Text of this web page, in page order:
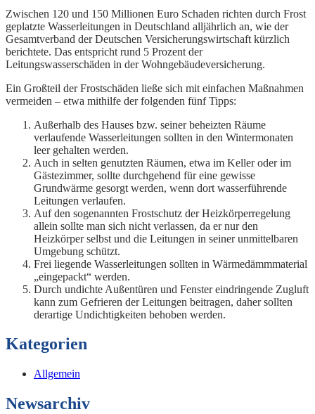
Zwischen 120 und 150 Millionen Euro Schaden richten durch Frost
geplatzte Wasserleitungen in Deutschland alljährlich an, wie der
Gesamtverband der Deutschen Versicherungswirtschaft kürzlich
berichtete. Das entspricht rund 5 Prozent der
Leitungswasserschäden in der Wohngebäudeversicherung.
Ein Großteil der Frostschäden ließe sich mit einfachen Maßnahmen
vermeiden – etwa mithilfe der folgenden fünf Tipps:
Außerhalb des Hauses bzw. seiner beheizten Räume
verlaufende Wasserleitungen sollten in den Wintermonaten
leer gehalten werden.
Auch in selten genutzten Räumen, etwa im Keller oder im
Gästezimmer, sollte durchgehend für eine gewisse
Grundwärme gesorgt werden, wenn dort wasserführende
Leitungen verlaufen.
Auf den sogenannten Frostschutz der Heizkörperregelung
allein sollte man sich nicht verlassen, da er nur den
Heizkörper selbst und die Leitungen in seiner unmittelbaren
Umgebung schützt.
Frei liegende Wasserleitungen sollten in Wärmedämmmaterial
„eingepackt“ werden.
Durch undichte Außentüren und Fenster eindringende Zugluft
kann zum Gefrieren der Leitungen beitragen, daher sollten
derartige Undichtigkeiten behoben werden.
Kategorien
Allgemein
Newsarchiv